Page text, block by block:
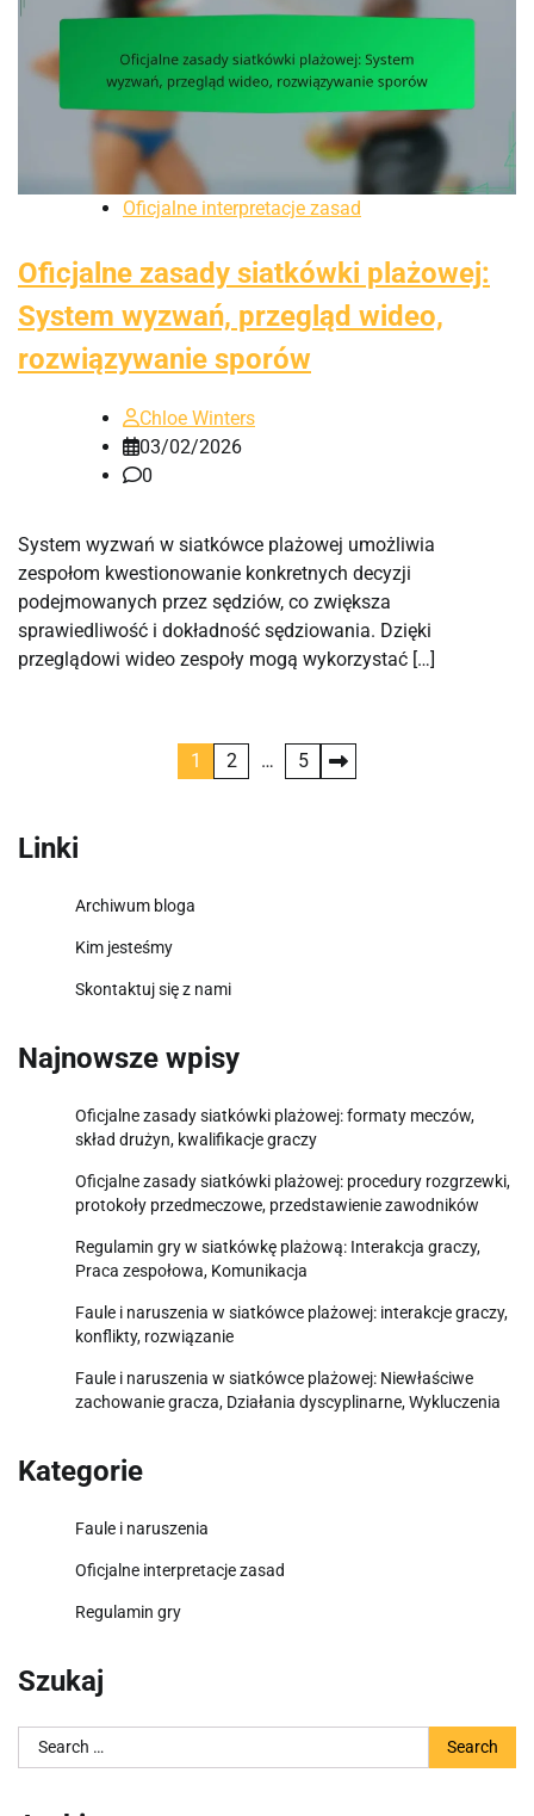
Oficjalne interpretacje zasad
Oficjalne zasady siatkówki plażowej:
System wyzwań, przegląd wideo,
rozwiązywanie sporów
Chloe Winters
03/02/2026
0
System wyzwań w siatkówce plażowej umożliwia
zespołom kwestionowanie konkretnych decyzji
podejmowanych przez sędziów, co zwiększa
sprawiedliwość i dokładność sędziowania. Dzięki
przeglądowi wideo zespoły mogą wykorzystać […]
1 2 … 5
Linki
Archiwum bloga
Kim jesteśmy
Skontaktuj się z nami
Najnowsze wpisy
Oficjalne zasady siatkówki plażowej: formaty meczów,
skład drużyn, kwalifikacje graczy
Oficjalne zasady siatkówki plażowej: procedury rozgrzewki,
protokoły przedmeczowe, przedstawienie zawodników
Regulamin gry w siatkówkę plażową: Interakcja graczy,
Praca zespołowa, Komunikacja
Faule i naruszenia w siatkówce plażowej: interakcje graczy,
konflikty, rozwiązanie
Faule i naruszenia w siatkówce plażowej: Niewłaściwe
zachowanie gracza, Działania dyscyplinarne, Wykluczenia
Kategorie
Faule i naruszenia
Oficjalne interpretacje zasad
Regulamin gry
Szukaj
Search
for: